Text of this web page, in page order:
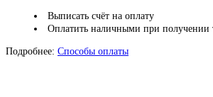
Выписать счёт на оплату
Оплатить наличными при получении
Подробнее: Способы оплаты